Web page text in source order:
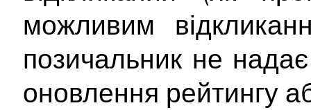
можливим
позичальник не
оновлення рейтингу